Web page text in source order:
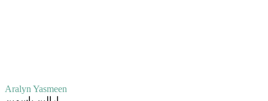
Aralyn Yasmeen